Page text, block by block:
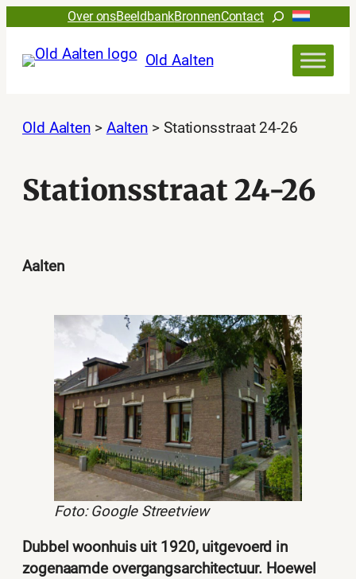
Over onsBeeldbankBronnenContactZoeken
Old Aalten
Old Aalten > Aalten > Stationsstraat 24-26
Stationsstraat 24-26
Aalten
Foto: Google Streetview
Dubbel woonhuis uit 1920, uitgevoerd in
zogenaamde overgangsarchitectuur. Hoewel